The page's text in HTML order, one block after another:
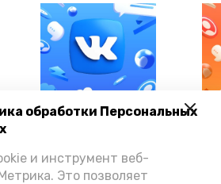
обработки Персональных
и инструмент веб-
Это позволяет
А24 в Вконтакте